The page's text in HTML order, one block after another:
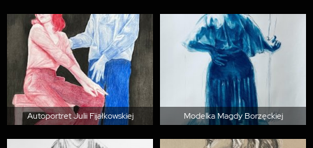
Autoportret Julii Fijałkowskiej Modelka Magdy Borzęckiej